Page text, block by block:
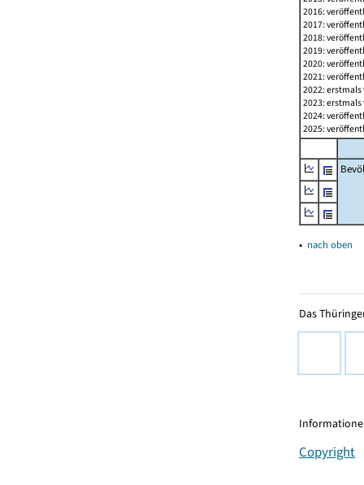
2016:
2017:
2018:
2019:
2020:
2021:
2022:
2023:
2024:
2025:
▴ nach oben
Das
Copyright